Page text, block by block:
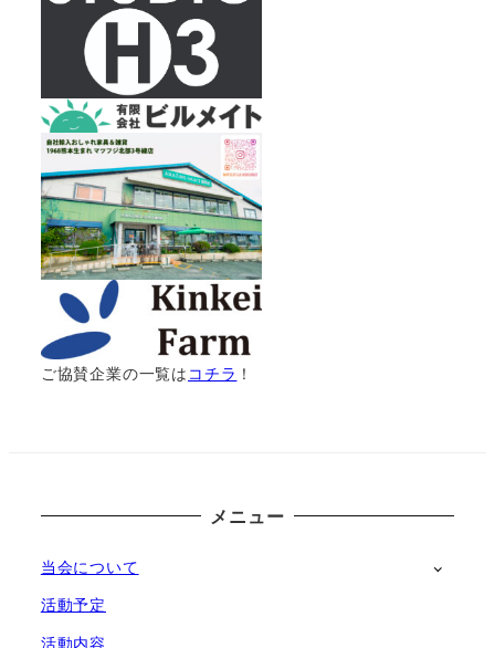
ご協賛企業の一覧は コチラ ！
メニュー
当会について
活動予定
活動内容